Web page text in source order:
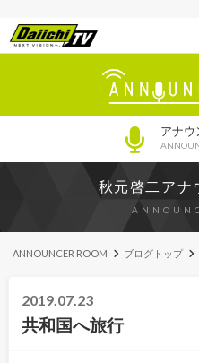
アナウ
秋元啓二アナ
ANNOUNCER ROOM ブログトップ
2019.07.23
共和国へ旅行